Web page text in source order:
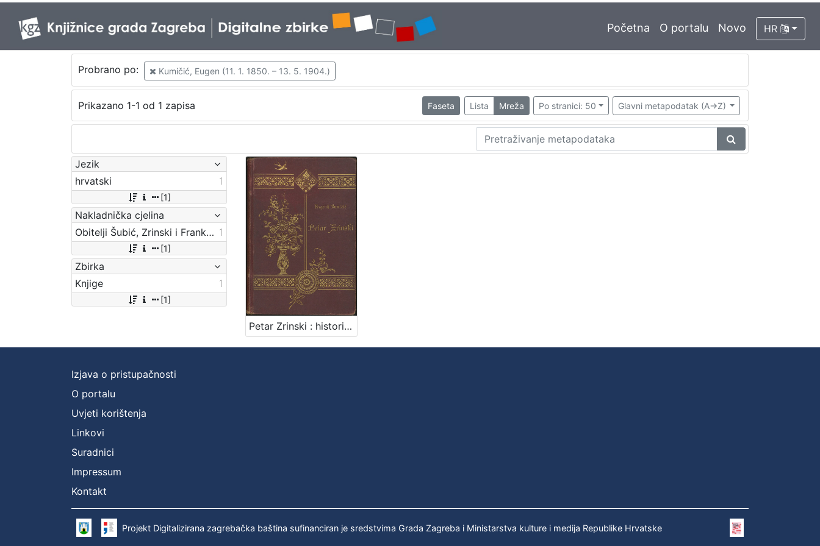
Početna O portalu Novo HR
Probrano po: Kumičić, Eugen (11. 1. 1850. – 13. 5. 1904.)
Prikazano 1-1 od 1 zapisa Faseta Lista Mreža Po stranici: 50 Glavni metapodatak (A->Z)
Jezik
hrvatski
1
[1]
Nakladnička cjelina
Obitelji Šubić, Zrinski i Frankopan 1
[1]
Zbirka
Knjige
1
[1]
Petar Zrinski : historička drama u pet činova / napisao Evgenij Kumičić
Izjava o pristupačnosti
O portalu
Uvjeti korištenja
Linkovi
Suradnici
Impressum
Kontakt
Projekt Digitalizirana zagrebačka baština sufinanciran je sredstvima Grada Zagreba i Ministarstva kulture i medija Republike Hrvatske